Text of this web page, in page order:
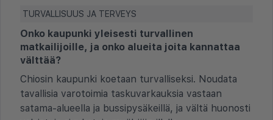
TURVALLISUUS JA TERVEYS
Onko kaupunki yleisesti turvallinen
matkailijoille, ja onko alueita joita kannattaa
välttää?
Chiosin kaupunki koetaan turvalliseksi. Noudata
tavallisia varotoimia taskuvarkauksia vastaan
satama-alueella ja bussipysäkeillä, ja vältä huonosti